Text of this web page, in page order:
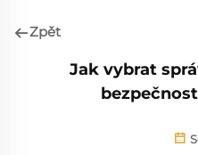
Zpět
Jak vybrat